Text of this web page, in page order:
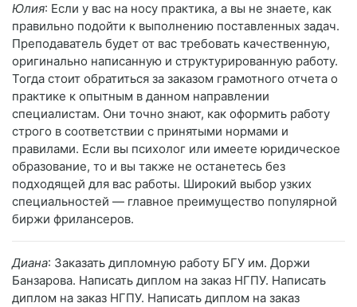
Юлия: Если у вас на носу практика, а вы не знаете, как
правильно подойти к выполнению поставленных задач.
Преподаватель будет от вас требовать качественную,
оригинально написанную и структурированную работу.
Тогда стоит обратиться за заказом грамотного отчета о
практике к опытным в данном направлении
специалистам. Они точно знают, как оформить работу
строго в соответствии с принятыми нормами и
правилами. Если вы психолог или имеете юридическое
образование, то и вы также не останетесь без
подходящей для вас работы. Широкий выбор узких
специальностей — главное преимущество популярной
биржи фрилансеров.
Диана: Заказать дипломную работу БГУ им. Доржи
Банзарова. Написать диплом на заказ НГПУ. Написать
диплом на заказ НГПУ. Написать диплом на заказ